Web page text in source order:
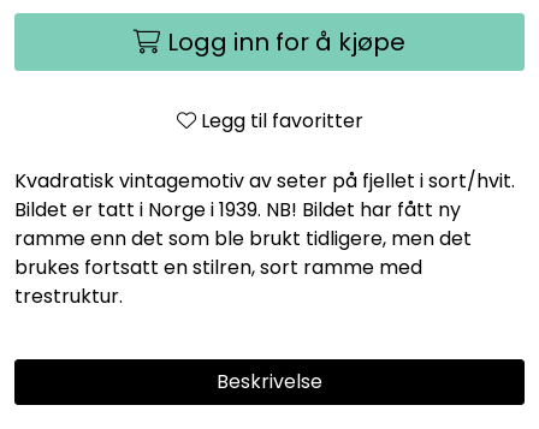
Logg inn for å kjøpe
Legg til favoritter
Kvadratisk vintagemotiv av seter på fjellet i sort/hvit.
Bildet er tatt i Norge i 1939. NB! Bildet har fått ny
ramme enn det som ble brukt tidligere, men det
brukes fortsatt en stilren, sort ramme med
trestruktur.
Beskrivelse